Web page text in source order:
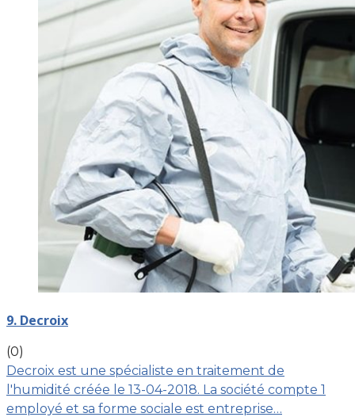
9. Decroix
(0)
Decroix est une spécialiste en traitement de
l'humidité créée le 13-04-2018. La société compte 1
employé et sa forme sociale est entreprise…